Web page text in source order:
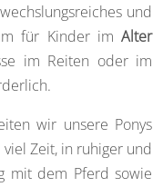
und
für Kinder im Alter
im Reiten oder im
wir unsere Ponys
Zeit, in ruhiger und
mit dem Pferd sowie